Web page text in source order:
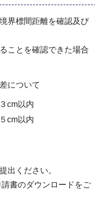
界標間距離を確認及び
ことを確認できた場合
について
cm以内
cm以内
出ください。
書のダウンロードをご